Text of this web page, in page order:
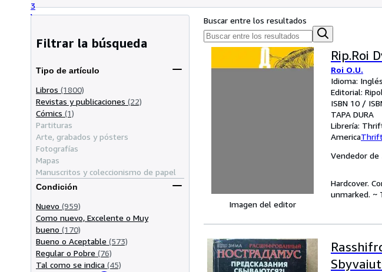
3
Filtrar la búsqueda
Tipo de artículo
Libros (1800)
Revistas y publicaciones (22)
Cómics (1)
Partituras
Arte, grabados y pósters
Fotografías
Mapas
Manuscritos y coleccionismo de papel
Condición
Nuevo (959)
Como nuevo, Excelente o Muy
bueno (170)
Bueno o Aceptable (573)
Regular o Pobre (76)
Tal como se indica (45)
Buscar entre los resultados
Imagen del editor
Rip.Roi
Roi O.U.
Idioma: Inglés
Editorial:
ISBN 10 /
TAPA DURA
Librería:
America
Vendedor de
Hardcover.
unmarked. ~